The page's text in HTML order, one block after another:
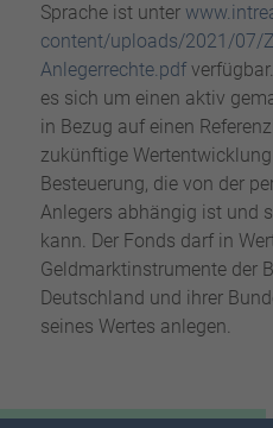
Sprache ist unter
content/uploads/2021/07/
Anlegerrechte.pdf
es sich um einen aktiv
in Bezug auf einen
zukünftige
Besteuerung, die von der
Anlegers abhängig ist und
kann. Der Fonds darf in
Geldmarktinstrumente der
Deutschland und ihrer
seines Wertes anlegen.